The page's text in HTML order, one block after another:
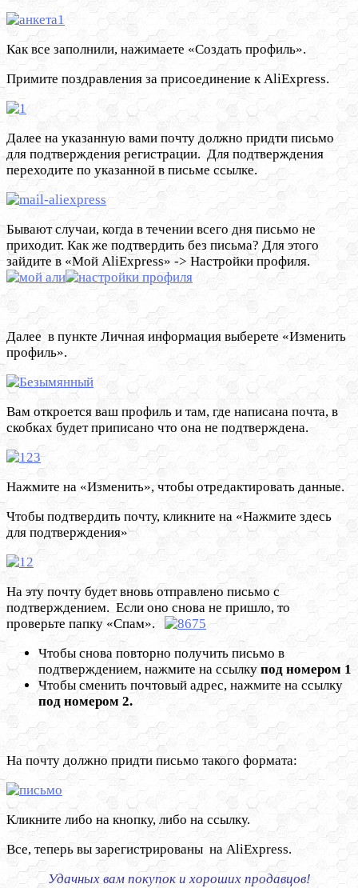
Как все заполнили, нажимаете «Создать профиль».
Примите поздравления за присоединение к AliExpress.
Далее на указанную вами почту должно придти письмо
для подтверждения регистрации. Для подтверждения
переходите по указанной в письме ссылке.
Бывают случаи, когда в течении всего дня письмо не
приходит. Как же подтвердить без письма? Для этого
зайдите в «Мой AliExpress» -> Настройки профиля.
Далее в пункте Личная информация выберете «Изменить
профиль».
Вам откроется ваш профиль и там, где написана почта, в
скобках будет приписано что она не подтверждена.
Нажмите на «Изменить», чтобы отредактировать данные.
Чтобы подтвердить почту, кликните на «Нажмите здесь
для подтверждения»
На эту почту будет вновь отправлено письмо с
подтверждением. Если оно снова не пришло, то
проверьте папку «Спам».
Чтобы снова повторно получить письмо в
подтверждением, нажмите на ссылку под номером 1
Чтобы сменить почтовый адрес, нажмите на ссылку
под номером 2.
На почту должно придти письмо такого формата:
Кликните либо на кнопку, либо на ссылку.
Все, теперь вы зарегистрированы на AliExpress.
Удачных вам покупок и хороших продавцов!